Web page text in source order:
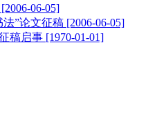
[2006-06-05]
”论文征稿 [2006-06-05]
稿启事 [1970-01-01]